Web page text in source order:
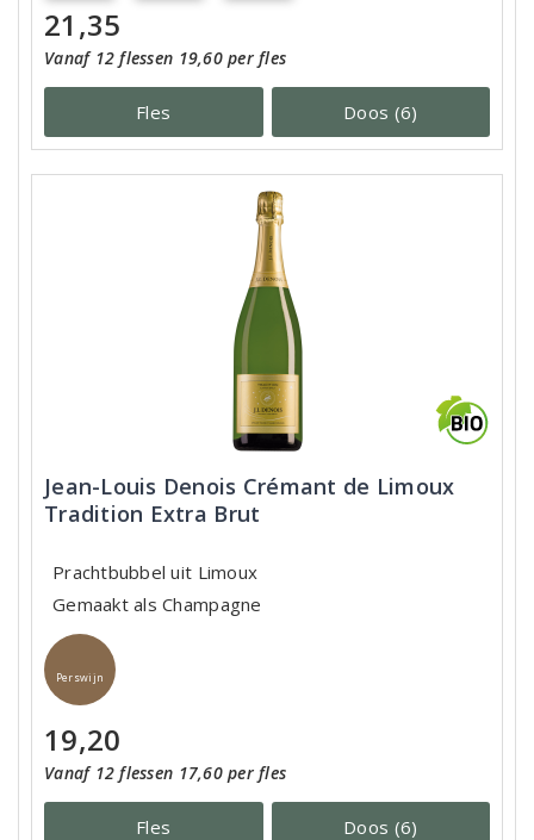
21,35
Vanaf 12 flessen 19,60 per fles
Fles Doos (6)
Jean-Louis Denois Crémant de Limoux
Tradition Extra Brut
Prachtbubbel uit Limoux
Gemaakt als Champagne
Perswijn
19,20
Vanaf 12 flessen 17,60 per fles
Fles Doos (6)